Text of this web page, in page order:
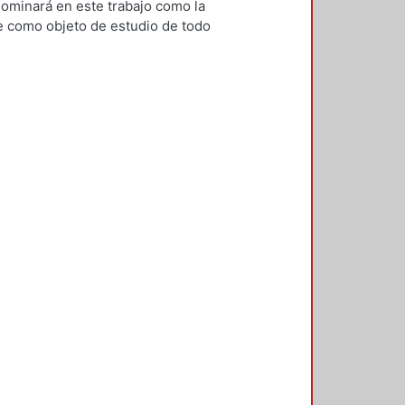
en este trabajo como la
como objeto de estudio de todo